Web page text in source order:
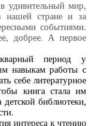
удивительный мир,
нашей стране и за
событиями.
добрее. А первое
период у
навыкам работы с
себе литературное
книга стала им
библиотеки,
интереса к чтению